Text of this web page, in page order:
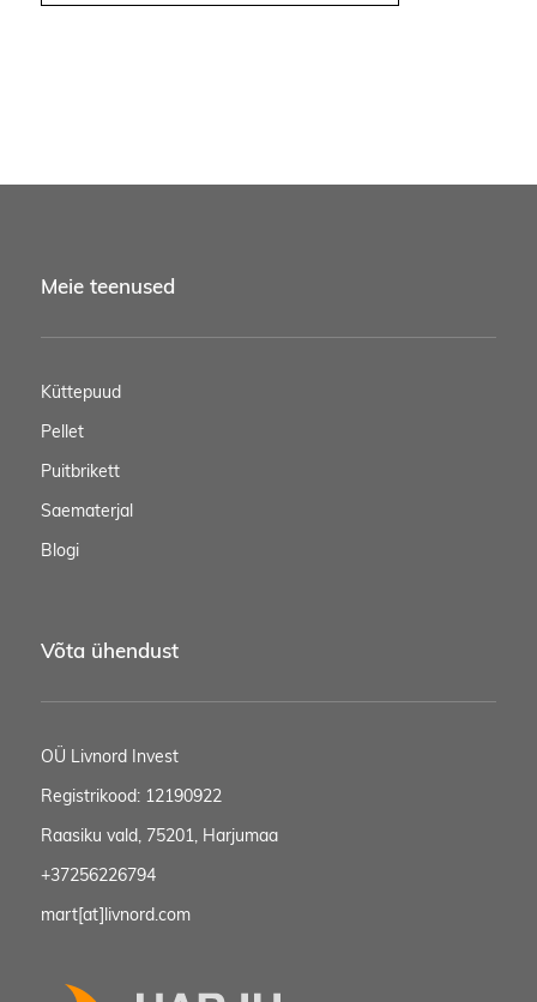
Meie teenused
Küttepuud
Pellet
Puitbrikett
Saematerjal
Blogi
Võta ühendust
OÜ Livnord Invest
Registrikood: 12190922
Raasiku vald, 75201, Harjumaa
+37256226794
mart[at]livnord.com